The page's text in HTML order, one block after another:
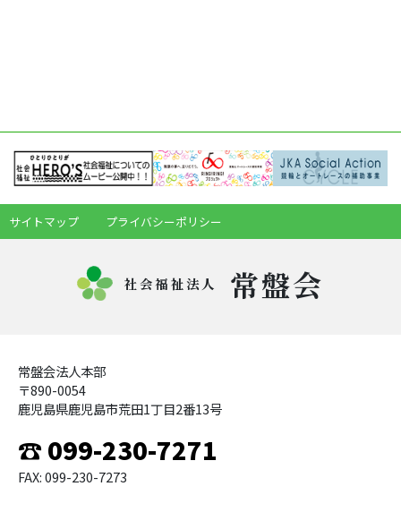
サイトマップ プライバシーポリシー
社会福祉法人 常盤会
常盤会法人本部
〒890-0054
鹿児島県鹿児島市荒田1丁目2番13号
☎ 099-230-7271
FAX: 099-230-7273